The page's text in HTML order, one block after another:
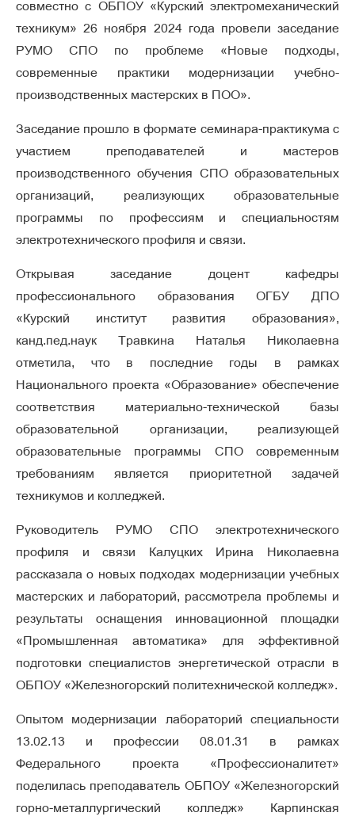
совместно с ОБПОУ «Курский электромеханический
техникум» 26 ноября 2024 года провели заседание
РУМО СПО по проблеме «Новые подходы,
современные практики модернизации учебно-
производственных мастерских в ПОО».
Заседание прошло в формате семинара-практикума с
участием преподавателей и мастеров
производственного обучения СПО образовательных
организаций, реализующих образовательные
программы по профессиям и специальностям
электротехнического профиля и связи.
Открывая заседание доцент кафедры
профессионального образования ОГБУ ДПО
«Курский институт развития образования»,
канд.пед.наук Травкина Наталья Николаевна
отметила, что в последние годы в рамках
Национального проекта «Образование» обеспечение
соответствия материально-технической базы
образовательной организации, реализующей
образовательные программы СПО современным
требованиям является приоритетной задачей
техникумов и колледжей.
Руководитель РУМО СПО электротехнического
профиля и связи Калуцких Ирина Николаевна
рассказала о новых подходах модернизации учебных
мастерских и лабораторий, рассмотрела проблемы и
результаты оснащения инновационной площадки
«Промышленная автоматика» для эффективной
подготовки специалистов энергетической отрасли в
ОБПОУ «Железногорский политехнической колледж».
Опытом модернизации лабораторий специальности
13.02.13 и профессии 08.01.31 в рамках
Федерального проекта «Профессионалитет»
поделилась преподаватель ОБПОУ «Железногорский
горно-металлургический колледж» Карпинская